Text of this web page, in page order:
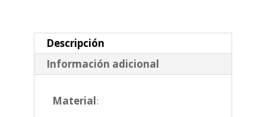
Descripción
Información adicional
Material: